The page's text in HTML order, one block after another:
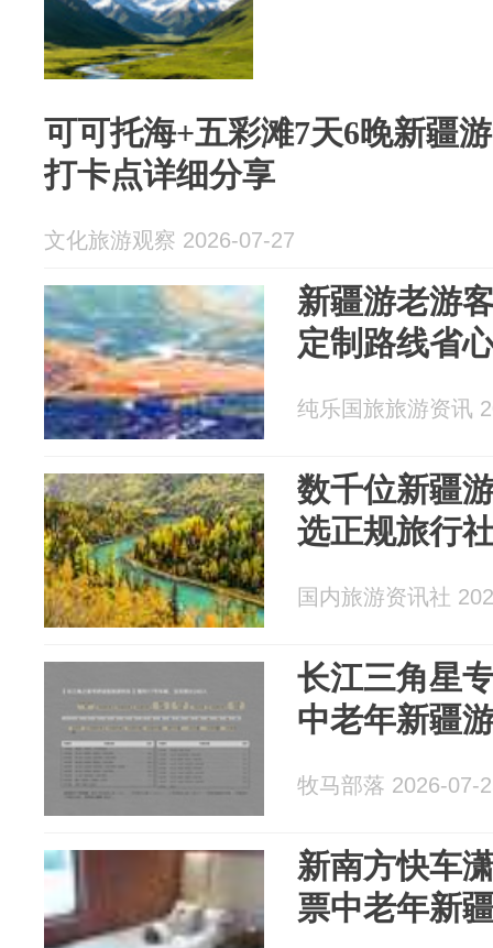
可可托海+五彩滩7天6晚新疆
打卡点详细分享
文化旅游观察 2026-07-27
新疆游老游
定制路线省
纯乐国旅旅游资讯
数千位新疆
选正规旅行
国内旅游资讯社
长江三角星
中老年新疆
牧马部落 2026-07-
新南方快车
票中老年新